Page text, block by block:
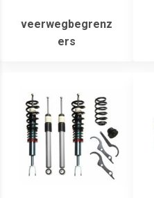
veerwegbegrenz
ers